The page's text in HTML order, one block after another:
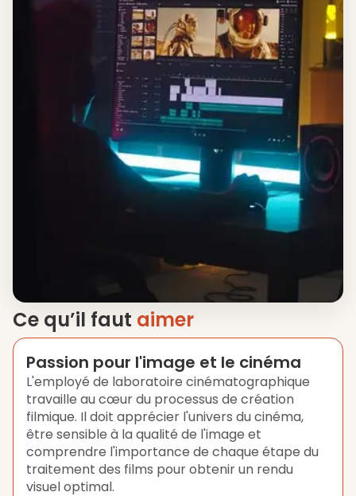
Ce qu’il faut aimer
Passion pour l'image et le cinéma
L'employé de laboratoire cinématographique
travaille au cœur du processus de création
filmique. Il doit apprécier l'univers du cinéma,
être sensible à la qualité de l'image et
comprendre l'importance de chaque étape du
traitement des films pour obtenir un rendu
visuel optimal.